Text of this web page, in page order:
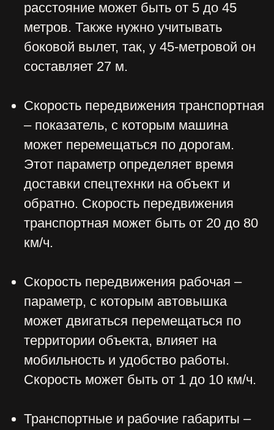
Нажимая на кнопку отправить
Вы соглашаетесь на обработку
Ваших персональных данных
ГЛАВНАЯ
УСЛУГИ
О НАС
ОТЗЫВЫ
ПОЛИТИКА
W.I.N.S.T.R.O.Y@ya.ru
+7 926 214-98-21
Есть вопросы?